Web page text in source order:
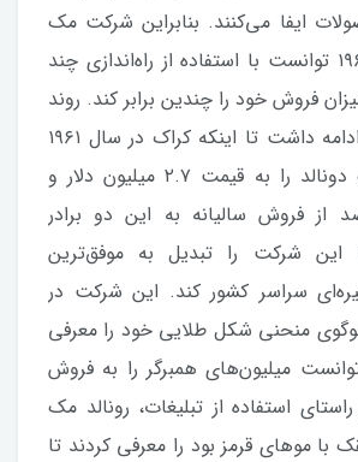
ایفا می‌کنند. بنابراین شرکت مک
دونالد در سال ۱۹۶۰ توانست با استفاده از راه‌اندازی چند
فروش خود را چندین برابر کند. روند
رشد این شرکت ادامه داشت تا اینکه کراک در سال ۱۹۶۱
سهم برادران مک دونالد را به قیمت ۲.۷ میلیون دلار و
۱.۹ درصد از فروش سالیانه به این دو برادر
این شرکت را تبدیل به موفق‌ترین
سراسر کشور کند. این شرکت در
اولین لوگوی منحنی شکل طلایی خود را معرفی
میلیون‌های همبرگر را به فروش
استفاده از تبلیغات، رونالد مک
با موهای قرمز بود را معرفی کردند تا